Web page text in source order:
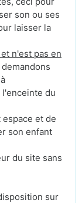
son ou ses
laisser la
n'est pas en
du
et de
son enfant
du site sans
sur